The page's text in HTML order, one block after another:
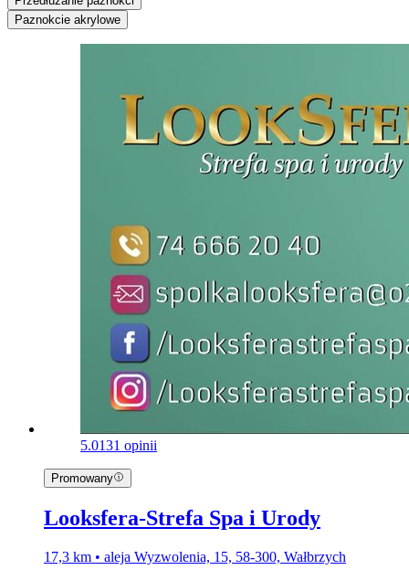
Paznokcie akrylowe
5.0131 opinii
Promowany
Looksfera-Strefa Spa i Urody
17,3 km • aleja Wyzwolenia, 15, 58-300, Wałbrzych